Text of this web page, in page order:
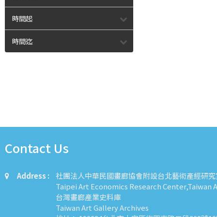
時間起
時間迄
Contact Us
Address :
社團法人中華民國畫廊協會附設台北藝術產經研究
Taipei Art Economics Research Center,Taiwan
台灣畫廊產業史料庫
Taiwan Art Gallery Archives